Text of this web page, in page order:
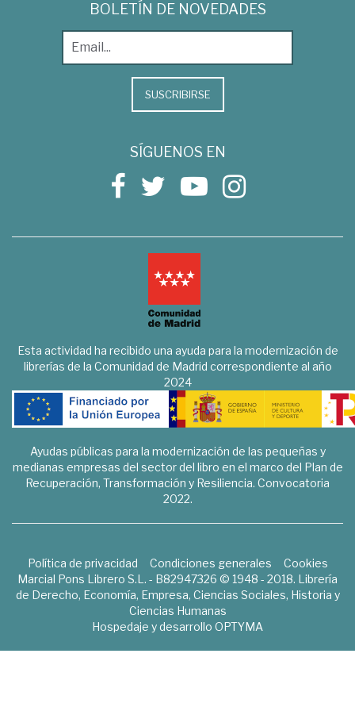
BOLETÍN DE NOVEDADES
SUSCRIBIRSE
SÍGUENOS EN
Esta actividad ha recibido una ayuda para la modernización de
librerías de la Comunidad de Madrid correspondiente al año
2024
Ayudas públicas para la modernización de las pequeñas y
medianas empresas del sector del libro en el marco del Plan de
Recuperación, Transformación y Resiliencia. Convocatoria
2022.
Política de privacidad Condiciones generales
Cookies
Marcial Pons Librero S.L. - B82947326 © 1948 - 2018. Librería
de Derecho, Economía, Empresa, Ciencias Sociales, Historia y
Ciencias Humanas
Hospedaje y desarrollo OPTYMA